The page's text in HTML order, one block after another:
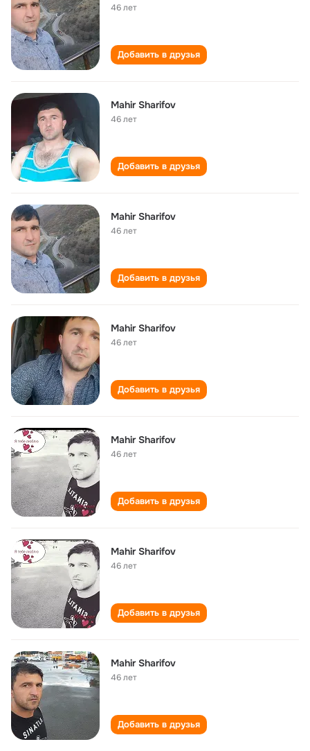
46 лет
Добавить в друзья
Mahir Sharifov
46 лет
Добавить в друзья
Mahir Sharifov
46 лет
Добавить в друзья
Mahir Sharifov
46 лет
Добавить в друзья
Mahir Sharifov
46 лет
Добавить в друзья
Mahir Sharifov
46 лет
Добавить в друзья
Mahir Sharifov
46 лет
Добавить в друзья